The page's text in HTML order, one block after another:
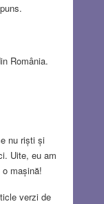
România.
nu riști și
Uite, eu am
mașină!
verzi de